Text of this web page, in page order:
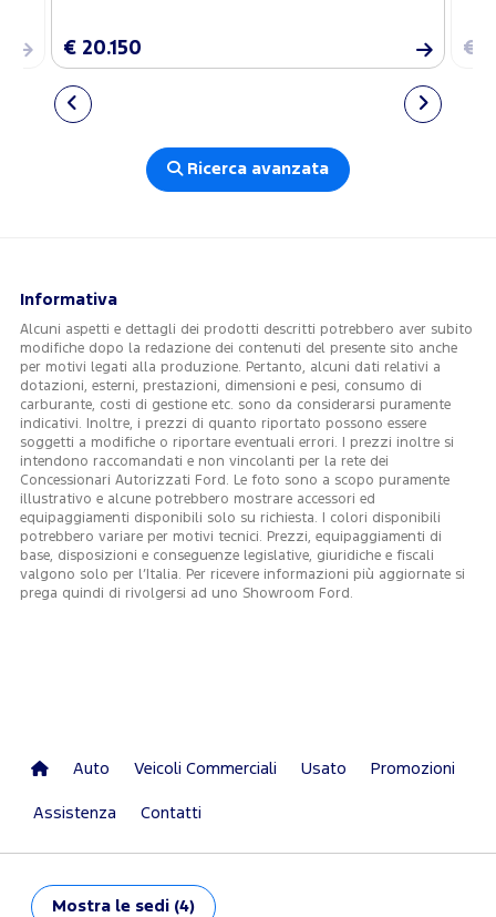
€ 20.150 €
Ricerca avanzata
Informativa
Alcuni aspetti e dettagli dei prodotti descritti potrebbero aver subito
modifiche dopo la redazione dei contenuti del presente sito anche
per motivi legati alla produzione. Pertanto, alcuni dati relativi a
dotazioni, esterni, prestazioni, dimensioni e pesi, consumo di
carburante, costi di gestione etc. sono da considerarsi puramente
indicativi. Inoltre, i prezzi di quanto riportato possono essere
soggetti a modifiche o riportare eventuali errori. I prezzi inoltre si
intendono raccomandati e non vincolanti per la rete dei
Concessionari Autorizzati Ford. Le foto sono a scopo puramente
illustrativo e alcune potrebbero mostrare accessori ed
equipaggiamenti disponibili solo su richiesta. I colori disponibili
potrebbero variare per motivi tecnici. Prezzi, equipaggiamenti di
base, disposizioni e conseguenze legislative, giuridiche e fiscali
valgono solo per l’Italia. Per ricevere informazioni più aggiornate si
prega quindi di rivolgersi ad uno Showroom Ford.
Auto Veicoli Commerciali Usato Promozioni
Assistenza Contatti
Mostra le sedi (4)